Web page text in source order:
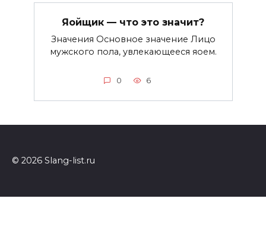
Яойщик — что это значит?
Значения Основное значение Лицо
мужского пола, увлекающееся яоем.
0 6
© 2026 Slang-list.ru